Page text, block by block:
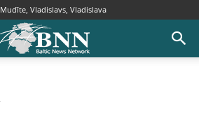
Mudīte, Vladislavs, Vladislava